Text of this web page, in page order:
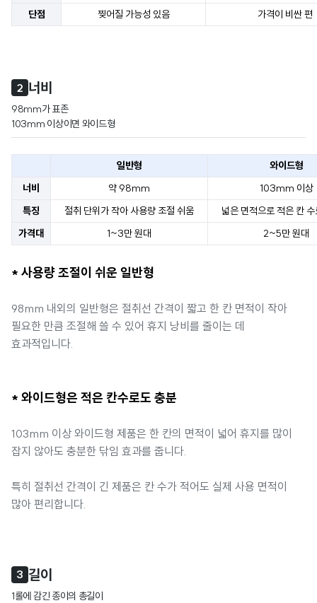
단점
찢어질 가능성 있음 가격이 비싼 편
2 너비
98mm가 표존
103mm 이상이면 와이드형
일반형
와이드형
너비
약 98mm
103mm 이상
특징
절취 단위가 작아 사용량 조절 쉬움
넓은 면적으로 적은 칸
가격대
1~3만 원대 2~5만 원대
* 사용량 조절이 쉬운 일반형
98mm 내외의 일반형은 절취선 간격이 짧고 한 칸 면적이 작아
필요한 만큼 조절해 쓸 수 있어 휴지 낭비를 줄이는 데
효과적입니다.
* 와이드형은 적은 칸수로도 충분
103mm 이상 와이드형 제품은 한 칸의 면적이 넓어 휴지를 많이
잡지 않아도 충분한 닦임 효과를 줍니다.
특히 절취선 간격이 긴 제품은 칸 수가 적어도 실제 사용 면적이
많아 편리합니다.
3 길이
1롤에 감긴 종이의 총길이